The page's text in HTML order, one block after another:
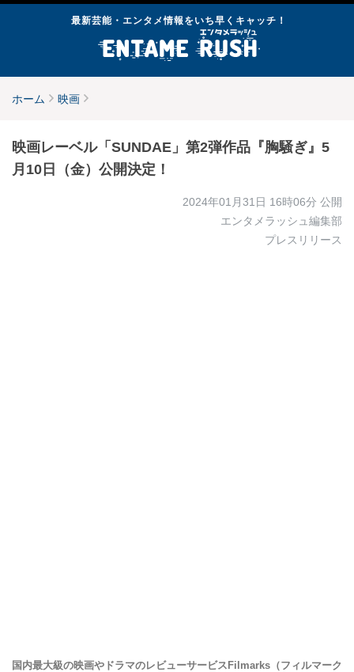
最新芸能・エンタメ情報をいち早くキャッチ！
ホーム 映画
映画レーベル「SUNDAE」第2弾作品『胸騒ぎ』5
月10日（金）公開決定！
2024年01月31日 16時06分 公開
エンタメラッシュ編集部
プレスリリース
国内最大級の映画やドラマのレビューサービスFilmarks（フィルマーク